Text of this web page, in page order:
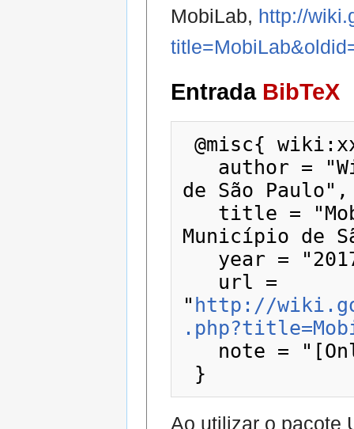
MobiLab, http://
Entrada BibTeX
@misc{ wiki:xxx,
de São Paulo",
Município de
" http://
Ao utilizar o pacote